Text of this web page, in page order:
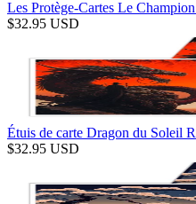
Les Protège-Cartes Le
$32.95 USD
Étuis de carte Dragon du Soleil
$32.95 USD